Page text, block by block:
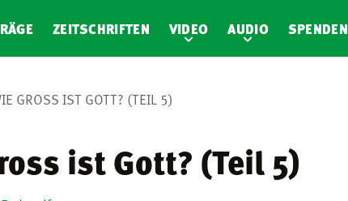
ZEITSCHRIFTEN VIDEO AUDIO SPENDEN
GROSS IST GOTT? (TEIL 5)
ist Gott? (Teil 5)